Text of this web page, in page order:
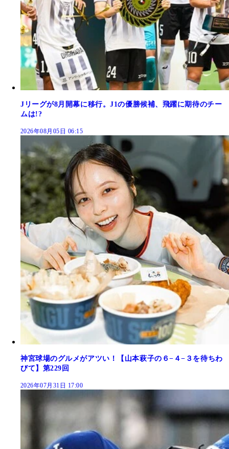
Jリーグが8月開幕に移行。J1の優勝候補、飛躍に期待のチー
ムは!?
2026年08月05日 06:15
神宮球場のグルメがアツい！【山本萩子の６−４−３を待ちわ
びて】第229回
2026年07月31日 17:00